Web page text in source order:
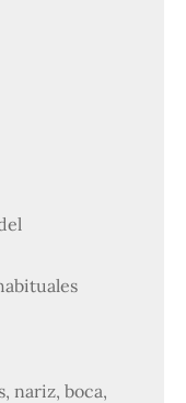
nariz, boca,